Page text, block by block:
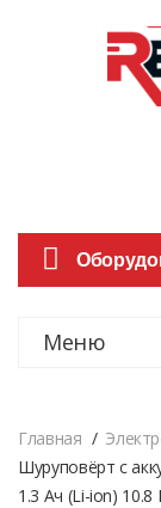
Меню
Главная
Шуруповёрт с
1.3 Ач (Li-ion)